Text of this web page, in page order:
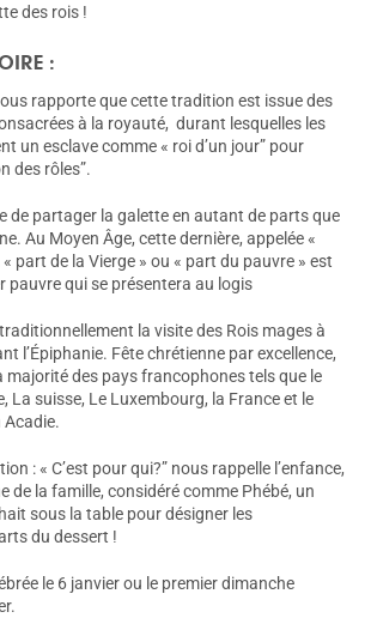
des rois !
:
rapporte que cette tradition est issue des
à la royauté, durant lesquelles les
un esclave comme « roi d’un jour” pour
des rôles”.
de partager la galette en autant de parts que
Au Moyen Âge, cette dernière, appelée «
part de la Vierge » ou « part du pauvre » est
pauvre qui se présentera au logis
la visite des Rois mages à
l’Épiphanie. Fête chrétienne par excellence,
majorité des pays francophones tels que le
La suisse, Le Luxembourg, la France et le
Acadie.
: « C’est pour qui?” nous rappelle l’enfance,
de la famille, considéré comme Phébé, un
sous la table pour désigner les
du dessert !
le 6 janvier ou le premier dimanche